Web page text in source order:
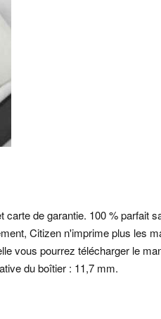
carte de garantie. 100 % parfait
Citizen n'imprime plus les
vous pourrez télécharger le
du boîtier : 11,7 mm.